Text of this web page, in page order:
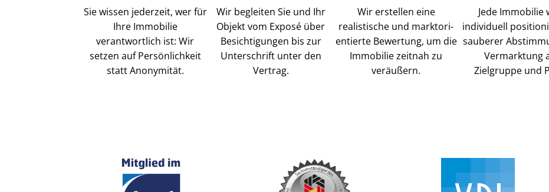
Sie wissen jederzeit, wer für
Ihre Immobilie
verantwortlich ist: Wir
setzen auf Persönlichkeit
statt Anonymität.
Wir begleiten Sie und Ihr
Objekt vom Exposé über
Besichtigungen bis zur
Unterschrift unter den
Vertrag.
Wir erstellen eine
realistische und markt­ori­
en­tier­te Bewertung, um die
Immobilie zeitnah zu
veräußern.
Jede Immobilie
individuell
sauberer
Vermarktung
Zielgruppe und